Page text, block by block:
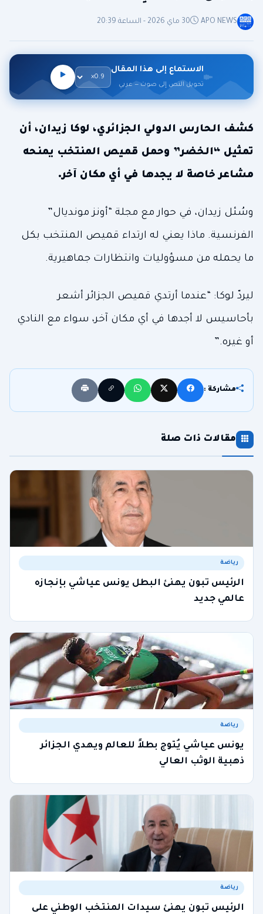
APO NEWS 30 ماي 2026 - الساعة 20:39
الاستماع إلى هذا المقال
تحويل النص إلى صوت — عربي
كشف الحارس الدولي الجزائري، لوكا زيدان، أن
تمثيل “الخضر” وحمل قميص المنتخب يمنحه
مشاعر خاصة لا يجدها في أي مكان آخر.
وسُئل زيدان، في حوار مع مجلة “أونز مونديال”
الفرنسية. ماذا يعني له ارتداء قميص المنتخب بكل
ما يحمله من مسؤوليات وانتظارات جماهيرية.
ليردّ لوكا: “عندما أرتدي قميص الجزائر أشعر
بأحاسيس لا أجدها في أي مكان آخر، سواء مع النادي
أو غيره.”
مشاركة :
مقالات ذات صلة
رياضة
الرئيس تبون يهنئ البطل يونس عياشي بإنجازه
عالمي جديد
رياضة
يونس عياشي يُتوج بطلاً للعالم ويهدي الجزائر
ذهبية الوثب العالي
رياضة
الرئيس تبون يهنئ سيدات المنتخب الوطني على